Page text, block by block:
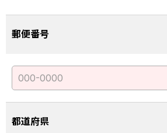
郵便番号
都道府県